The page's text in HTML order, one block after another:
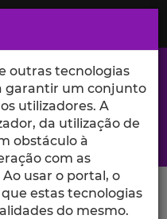
no Iscte
outras tecnologias
garantir um conjunto
utilizadores. A
da utilização de
obstáculo à
com as
usar o portal, o
estas tecnologias
do mesmo.